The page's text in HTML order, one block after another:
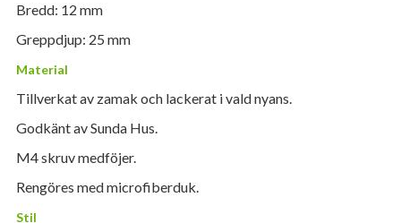
Bredd: 12 mm
Greppdjup: 25 mm
Material
Tillverkat av zamak och lackerat i vald nyans.
Godkänt av Sunda Hus.
M4 skruv medföjer.
Rengöres med microfiberduk.
Stil